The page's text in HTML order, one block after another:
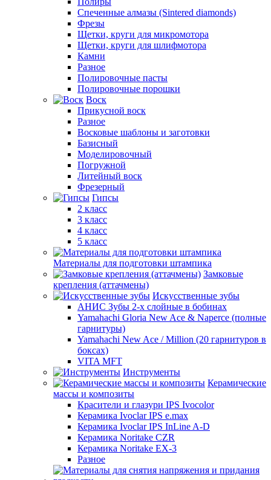
Спеченные алмазы (Sintered diamonds)
Фрезы
Щетки, круги для микромотора
Щетки, круги для шлифмотора
Камни
Разное
Полировочные пасты
Полировочные порошки
Воск
Прикусной воск
Разное
Восковые шаблоны и заготовки
Базисный
Моделировочный
Погружной
Литейный воск
Фрезерный
Гипсы
2 класс
3 класс
4 класс
5 класс
Материалы для подготовки штампика
Замковые
крепления (аттачмены)
Искусственные зубы
АНИС Зубы 2-х слойные в бобинах
Yamahachi Gloria New Ace & Naperce (полные
гарнитуры)
Yamahachi New Ace / Million (20 гарнитуров в
боксах)
VITA MFT
Инструменты
Керамические
массы и композиты
Красители и глазури IPS Ivocolor
Керамика Ivoclar IPS e.max
Керамика Ivoclar IPS InLine A-D
Керамика Noritake CZR
Керамика Noritake EX-3
Разное